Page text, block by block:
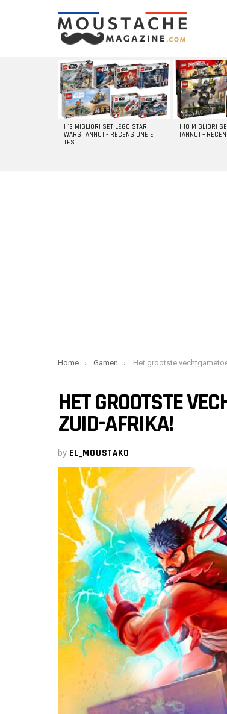
LATEST
STORIES
I 13 MIGLIORI SET LEGO STAR
WARS [ANNO] – RECENSIONE E
TEST
I 10 MIGLIORI
[ANNO] –
You are here:
Home Gamen Het grootste vechtgametoernooi
HET GROOTSTE
ZUID-AFRIKA!
by EL_MOUSTAKO